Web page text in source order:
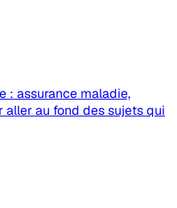
: assurance maladie,
aller au fond des sujets qui